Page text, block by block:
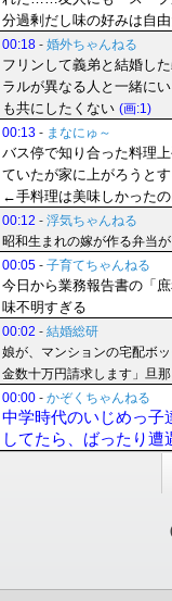
分過剰だし味の好みは自由
00:18 - 婚外ちゃんねる
フリンして義弟と結婚し
ラルが異なる人と一緒に
も共にしたくない (画:1)
00:13 - まなにゅ～
バス停で知り合った料理
ていたが家に上がろうと
←手料理は美味しかった
00:12 - 浮気ちゃんねる
昭和生まれの嫁が作る弁当
00:05 - 子育てちゃんねる
今日から業務報告書の「
味不明すぎる
00:02 - 結婚総研
娘が、マンションの宅配ボ
金数十万円請求します」旦
00:00 - かぞくちゃんねる
中学時代のいじめっ子
してたら、ばったり遭